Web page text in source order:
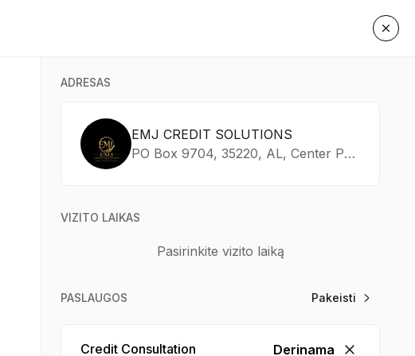
2026 m. rugpjūtis
14
ADRESAS
EMJ CREDIT SOLUTIONS
PO Box 9704, 35220, AL, Center Point
VIZITO LAIKAS
Pasirinkite vizito laiką
PASLAUGOS Pakeisti
Credit Consultation
Derinama